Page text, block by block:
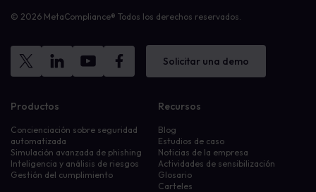
© 2026 MetaCompliance® Todos los derechos reservados.
Solicitar una demo
Productos
Concienciación sobre seguridad
automatizada
Simulación avanzada de phishing
Inteligencia y análisis de riesgos
Gestión del cumplimiento
Recursos
Blog
Estudios de caso
Noticias de la empresa
Actividades de sensibilización
Glosario
Carteles